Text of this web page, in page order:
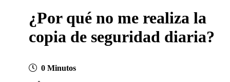
¿Por qué no me realiza la
copia de seguridad diaria?
0 Minutos